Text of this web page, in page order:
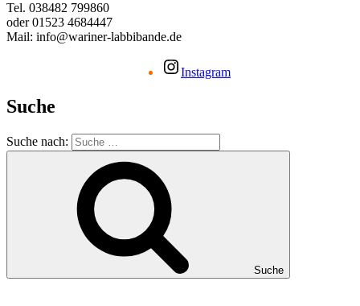
Tel. 038482 799860
oder 01523 4684447
Mail: info@wariner-labbibande.de
Instagram
Suche
Suche nach:
Suche